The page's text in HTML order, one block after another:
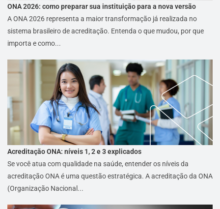
ONA 2026: como preparar sua instituição para a nova versão
A ONA 2026 representa a maior transformação já realizada no
sistema brasileiro de acreditação. Entenda o que mudou, por que
importa e como...
Acreditação ONA: níveis 1, 2 e 3 explicados
Se você atua com qualidade na saúde, entender os níveis da
acreditação ONA é uma questão estratégica. A acreditação da ONA
(Organização Nacional...